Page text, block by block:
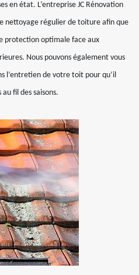
en état. L’entreprise JC Rénovation
nettoyage régulier de toiture afin que
protection optimale face aux
Nous pouvons également vous
l’entretien de votre toit pour qu’il
fil des saisons.